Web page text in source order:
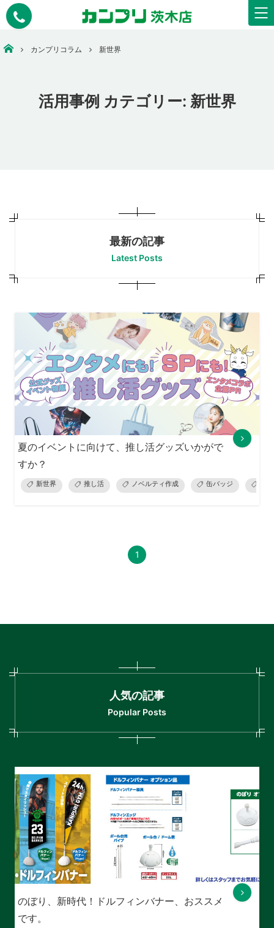
安いコピー・印刷・ウェアプリント・看板作成なら【カンプリ茨木店】
カンプリコラム 新世界
活用事例 カテゴリー: 新世界
最新の記事
Latest Posts
夏のイベントに向けて、推し活グッズいかがで
すか？
新世界 推し活 ノベルティ作成 缶バッジ
1
人気の記事
Popular Posts
のぼり、新時代！ドルフィンバナー、おススメ
です。